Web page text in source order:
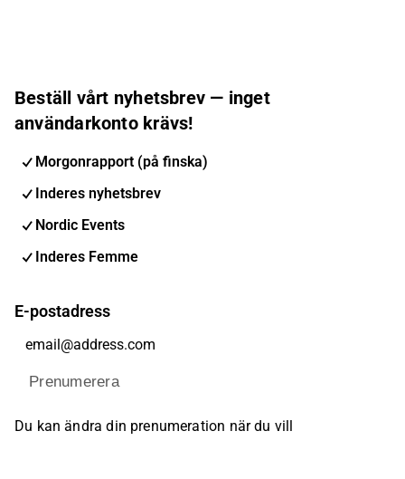
Beställ vårt nyhetsbrev — inget
användarkonto krävs!
Morgonrapport (på finska)
Inderes nyhetsbrev
Nordic Events
Inderes Femme
E-postadress
Prenumerera
Du kan ändra din prenumeration när du vill